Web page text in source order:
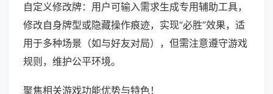
自定义修改牌：用户可输入需求生成专用辅助工具，
修改自身牌型或隐藏操作痕迹，实现“必胜”效果，适
用于多种场景（如与好友对局），但需注意遵守游戏
规则，维护公平环境。
聚焦相关游戏功能优势与特色！